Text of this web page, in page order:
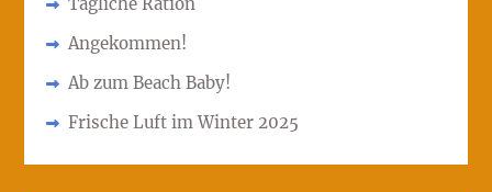
Tägliche Ration
Angekommen!
Ab zum Beach Baby!
Frische Luft im Winter 2025